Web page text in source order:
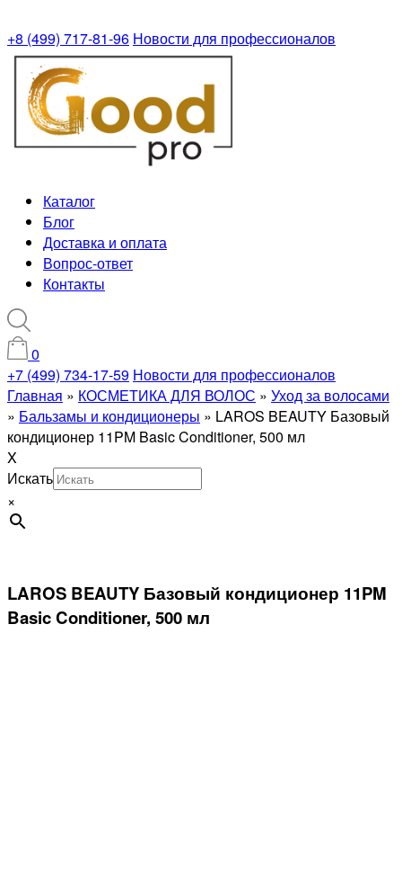
+8 (499) 717-81-96 Новости для профессионалов
Каталог
Блог
Доставка и оплата
Вопрос-ответ
Контакты
0
+7 (499) 734-17-59 Новости для профессионалов
Главная » КОСМЕТИКА ДЛЯ ВОЛОС » Уход за волосами
» Бальзамы и кондиционеры » LAROS BEAUTY Базовый
кондиционер 11PM Basic Conditioner, 500 мл
X
Искать
×
LAROS BEAUTY Базовый кондиционер 11PM
Basic Conditioner, 500 мл